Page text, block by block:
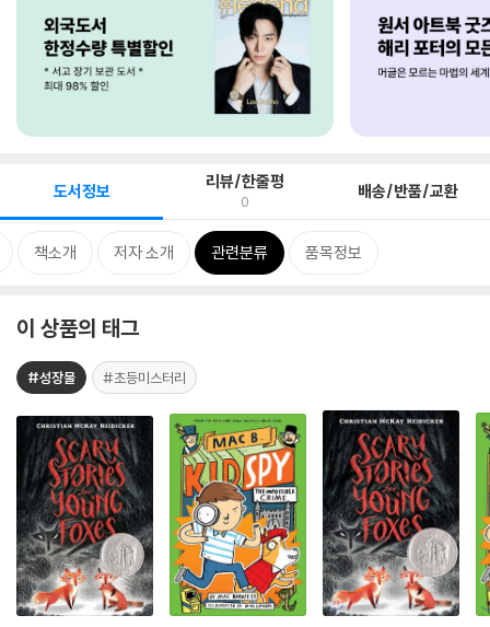
도서정보 리뷰/한줄평
0 배송/반품/교환
책소개 저자 소개 관련분류 품목정보
이 상품의 태그
#성장물 #초등미스터리